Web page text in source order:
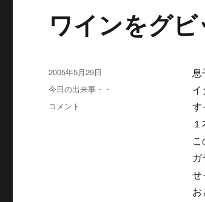
ワインをグビ
息
イ
す
ガ
せ
お
投
稿
日:
2005年5月29日
カ
ゴ
今日の出来事・・
ワ
コメント